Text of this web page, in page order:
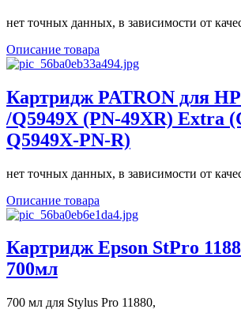
нет точных данных, в зависимости от
Описание товара
Картридж PATRON для
/Q5949X (PN-49XR) Extra
Q5949X-PN-R)
нет точных данных, в зависимости от
Описание товара
Картридж Epson StPro
700мл
700 мл для Stylus Pro 11880,